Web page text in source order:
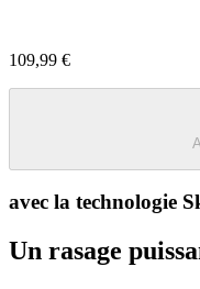
109,99 €
avec la technologie
Un rasage